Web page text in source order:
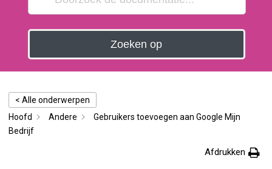
Zoeken op
< Alle onderwerpen
Hoofd
Andere
Gebruikers toevoegen aan Google Mijn
Bedrijf
Afdrukken